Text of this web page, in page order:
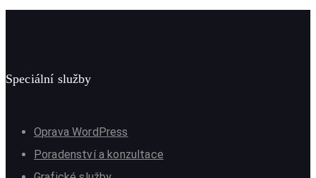
Speciální služby
Oprava WordPress
Poradenství a konzultace